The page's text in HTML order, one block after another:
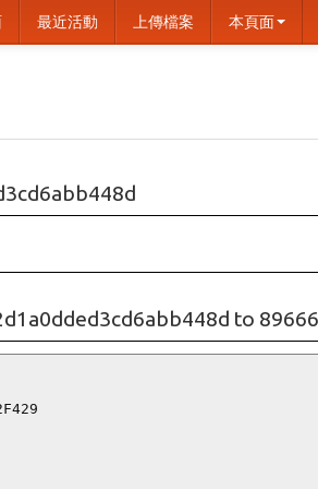
最近活動 上傳檔案 本頁面
to